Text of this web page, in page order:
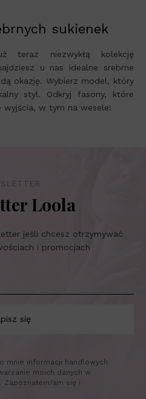
sukienek
niezwykłą kolekcję
u nas idealne srebrne
okazję. Wybierz model, który
styl. Odkryj fasony, które
wyjścia, w tym na wesele!
Loola
jeśli chcesz otrzymywać
i promocjach
się
mnie informacji handlowych
moich danych w
Zapoznałem/am się i